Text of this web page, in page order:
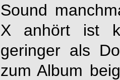
Sound
X anhört ist
geringer als
zum Album